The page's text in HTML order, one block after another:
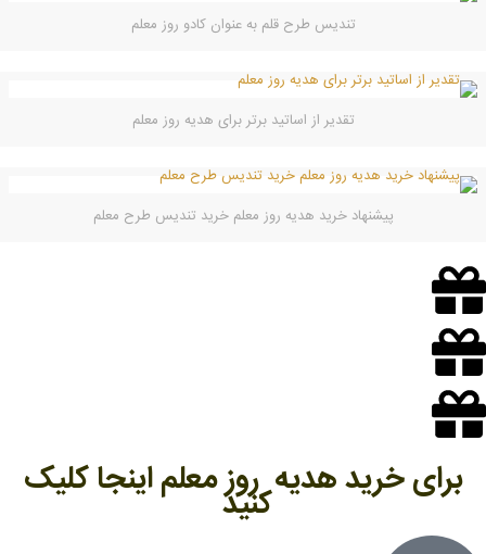
تندیس طرح قلم به عنوان کادو روز معلم
تقدیر از اساتید برتر برای هدیه روز معلم
پیشنهاد خرید هدیه روز معلم خرید تندیس طرح معلم
برای خرید هدیه روز معلم اینجا کلیک
کنید